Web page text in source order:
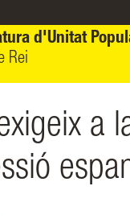
d'Unitat
Rei
a